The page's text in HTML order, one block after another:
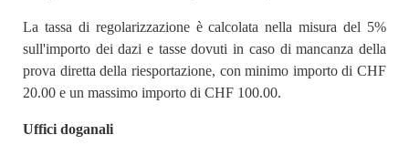
La tassa di regolarizzazione è calcolata nella misura del 5%
sull'importo dei dazi e tasse dovuti in caso di mancanza della
prova diretta della riesportazione, con minimo importo di CHF
20.00 e un massimo importo di CHF 100.00.
Uffici doganali